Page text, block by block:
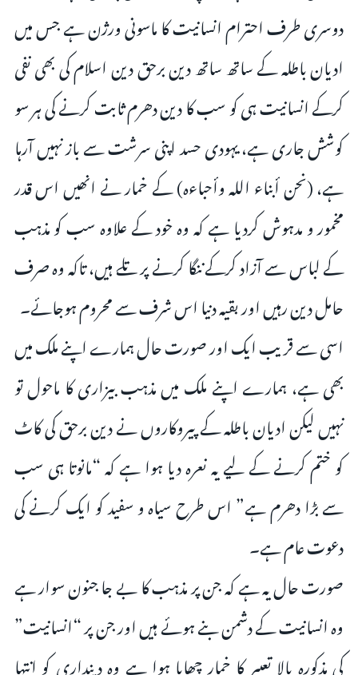
دوسری طرف احترام انسانیت کا ماسونی ورژن ہے جس میں
ادیان باطلہ کے ساتھ ساتھ دین برحق دین اسلام کی بھی نفی
کرکے انسانیت ہی کو سب کا دین دھرم ثابت کرنے کی ہر سو
کوشش جاری ہے، یہودی حسد اپنی سرشت سے باز نہیں آرہا
ہے، (نحن أبناء الله وأحباءه) کے خمار نے انھیں اس قدر
مخمور و مدہوش کردیا ہے کہ وہ خود کے علاوہ سب کو مذہب
کے لباس سے آزاد کرکے ننگا کرنے پر تلے ہیں، تاکہ وہ صرف
حامل دین رہیں اور بقیہ دنیا اس شرف سے محروم ہوجائے۔
اسی سے قریب ایک اور صورت حال ہمارے اپنے ملک میں
بھی ہے، ہمارے اپنے ملک میں مذہب بیزاری کا ماحول تو
نہیں لیکن ادیان باطلہ کے پیروکاروں نے دین برحق کی کاٹ
کو ختم کرنے کے لیے یہ نعرہ دیا ہوا ہے کہ “مانوتا ہی سب
سے بڑا دھرم ہے” اس طرح سیاہ و سفید کو ایک کرنے کی
دعوت عام ہے۔
صورت حال یہ ہے کہ جن پر مذہب کا بے جا جنون سوار ہے
وہ انسانیت کے دشمن بنے ہوئے ہیں اور جن پر “انسانیت”
کی مذکورہ بالا تعبیر کا خمار چھایا ہوا ہے وہ دینداری کو انتہا